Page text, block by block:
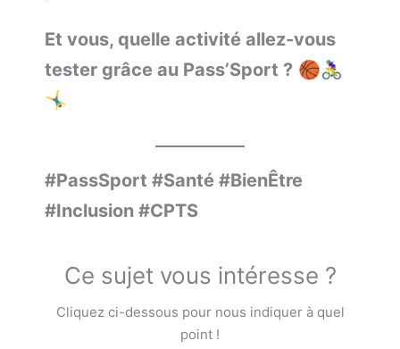
Et vous, quelle activité allez-vous
tester grâce au Pass’Sport ? 🏀🚴‍♀️
🤸‍♂️
#PassSport #Santé #BienÊtre
#Inclusion #CPTS
Ce sujet vous intéresse ?
Cliquez ci-dessous pour nous indiquer à quel
point !